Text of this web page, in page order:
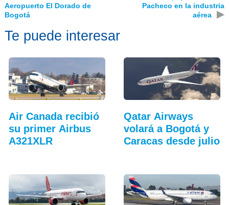
Aeropuerto El Dorado de
Bogotá
Pacheco en la industria
aérea
▶
Te puede interesar
Air Canada recibió
su primer Airbus
A321XLR
Qatar Airways
volará a Bogotá y
Caracas desde julio